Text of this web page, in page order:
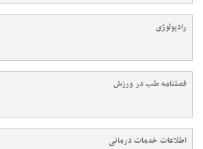
رادیولوژی
فصلنامه طب در ورزش
اطلاعات خدمات درمانی